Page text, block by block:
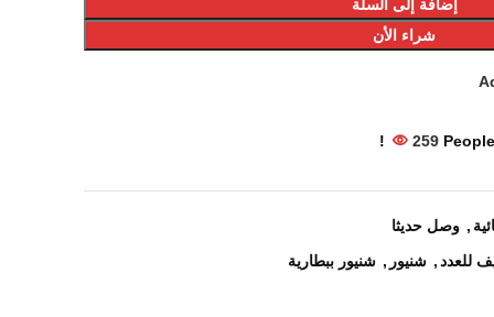
إضافة إلى السلة
شراء الأن
259
, وصل حديثا
للعدد, شنيور , شنيور ببطارية